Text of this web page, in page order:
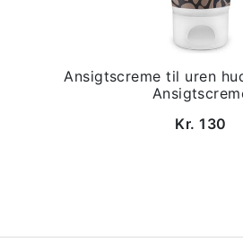
Ansigtscreme til uren
Kr. 130